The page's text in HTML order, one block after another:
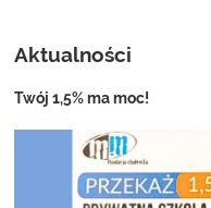
Aktualności
Twój 1,5% ma moc!